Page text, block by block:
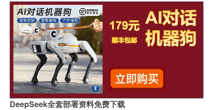
DeepSeek全套部署资料免费下载